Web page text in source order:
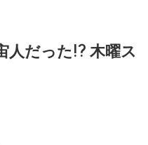
人だった!? 木曜ス